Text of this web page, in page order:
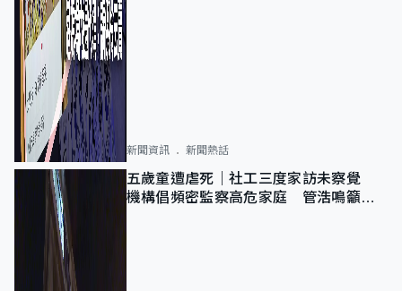
新聞資訊 新聞熱話
五歲童遭虐死｜社工三度家訪未察覺
機構倡頻密監察高危家庭 管浩鳴籲加